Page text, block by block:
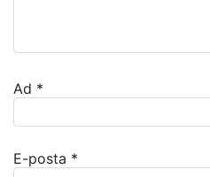
Ad *
E-posta *